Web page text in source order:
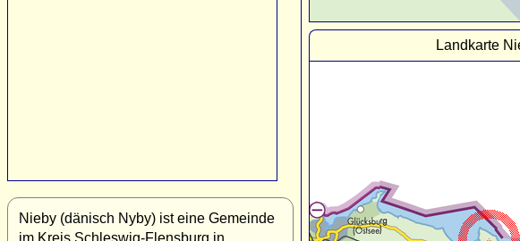
Nieby (dänisch Nyby) ist eine Gemeinde
im Kreis Schleswig-Flensburg in
Landkarte